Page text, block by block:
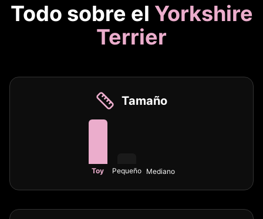
Todo sobre el Yorkshire
Terrier
Tamaño
Toy Pequeño Mediano